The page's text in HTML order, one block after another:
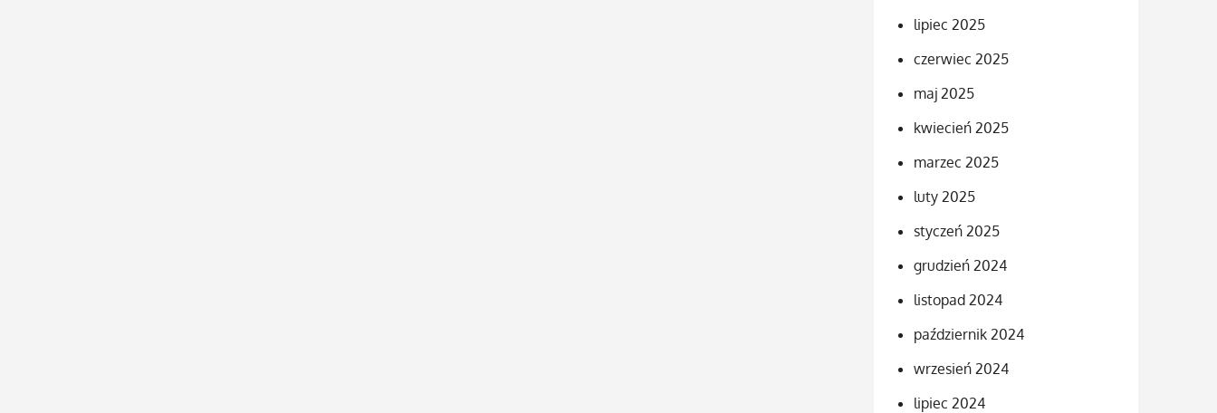
lipiec 2025
czerwiec 2025
maj 2025
kwiecień 2025
marzec 2025
luty 2025
styczeń 2025
grudzień 2024
listopad 2024
październik 2024
wrzesień 2024
lipiec 2024